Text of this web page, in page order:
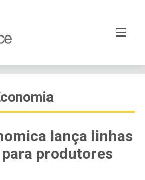
lança linhas
produtores